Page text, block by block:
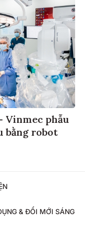
Vinmec phẫu
bằng robot
& ĐỔI MỚI SÁNG